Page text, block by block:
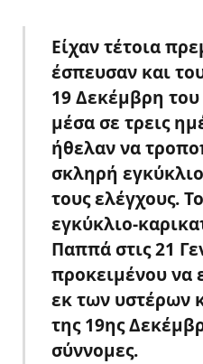
Είχαν τέτοια
έσπευσαν και
19 Δεκέμβρη
μέσα σε τρεις
ήθελαν να
σκληρή
τους ελέγχους.
εγκύκλιο-
Παππά στις 21
προκειμένου να
εκ των υστέρων
της 19ης
σύννομες.